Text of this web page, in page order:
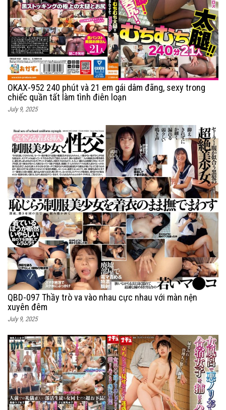
OKAX-952 240 phút và 21 em gái dâm đãng, sexy trong
chiếc quần tất làm tình điên loạn
July 9, 2025
QBD-097 Thầy trò va vào nhau cực nhau với màn nện
xuyên đêm
July 9, 2025